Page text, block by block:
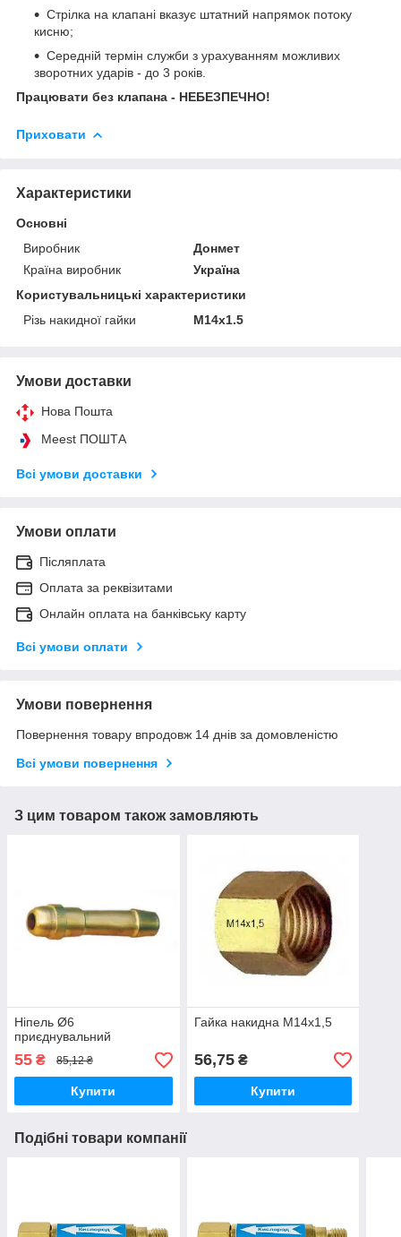
Стрілка на клапані вказує штатний напрямок потоку
кисню;
Середній термін служби з урахуванням можливих
зворотних ударів - до 3 років.
Працювати без клапана - НЕБЕЗПЕЧНО!
Приховати
Характеристики
Основні
Виробник
Донмет
Країна виробник
Україна
Користувальницькі характеристики
Різь накидної гайки
М14х1.5
Умови доставки
Нова Пошта
Meest ПОШТА
Всі умови доставки
Умови оплати
Післяплата
Оплата за реквізитами
Онлайн оплата на банківську карту
Всі умови оплати
Умови повернення
Повернення товару впродовж 14 днів за домовленістю
Всі умови повернення
З цим товаром також замовляють
Ніпель Ø6
приєднувальний
55 ₴ 85,12 ₴
Купити
Гайка накидна М14х1,5
56,75₴
Купити
Подібні товари компанії